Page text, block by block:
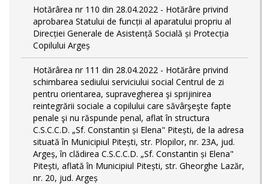
Hotărârea nr 110 din 28.04.2022 - Hotărâre privind
aprobarea Statului de funcții al aparatului propriu al
Direcției Generale de Asistență Socială și Protecția
Copilului Argeș
Hotărârea nr 111 din 28.04.2022 - Hotărâre privind
schimbarea sediului serviciului social Centrul de zi
pentru orientarea, supravegherea şi sprijinirea
reintegrării sociale a copilului care săvârşeşte fapte
penale şi nu răspunde penal, aflat în structura
C.S.C.C.D. „Sf. Constantin și Elena" Pitești, de la adresa
situată în Municipiul Pitești, str. Plopilor, nr. 23A, jud.
Argeș, în clădirea C.S.C.C.D. „Sf. Constantin și Elena"
Pitești, aflată în Municipiul Pitești, str. Gheorghe Lazăr,
nr. 20, jud. Argeș